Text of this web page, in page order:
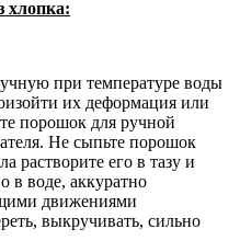
хлопка:
при температуре воды
их деформация или
порошок для ручной
Не сыпьте порошок
растворите его в тазу и
в воде, аккуратно
движениями
выкручивать, сильно